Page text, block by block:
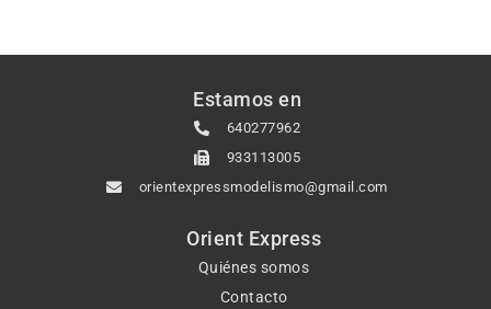
Estamos en
640277962
933113005
orientexpressmodelismo@gmail.com
Orient Express
Quiénes somos
Contacto